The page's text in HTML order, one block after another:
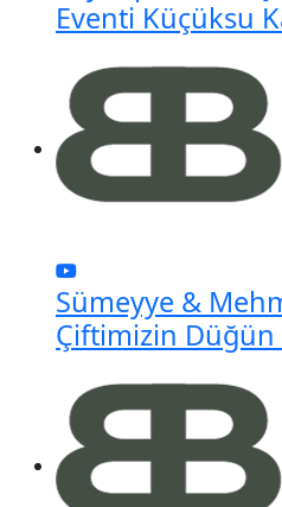
Eventi Küçüksu
Sümeyye &
Çiftimizin Düğün